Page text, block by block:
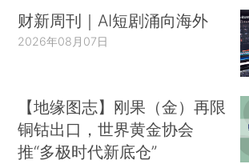
财新周刊｜AI短剧涌向海外
2026年08月07日
【地缘图志】刚果（金）再限
铜钴出口，世界黄金协会
推“多极时代新底仓”